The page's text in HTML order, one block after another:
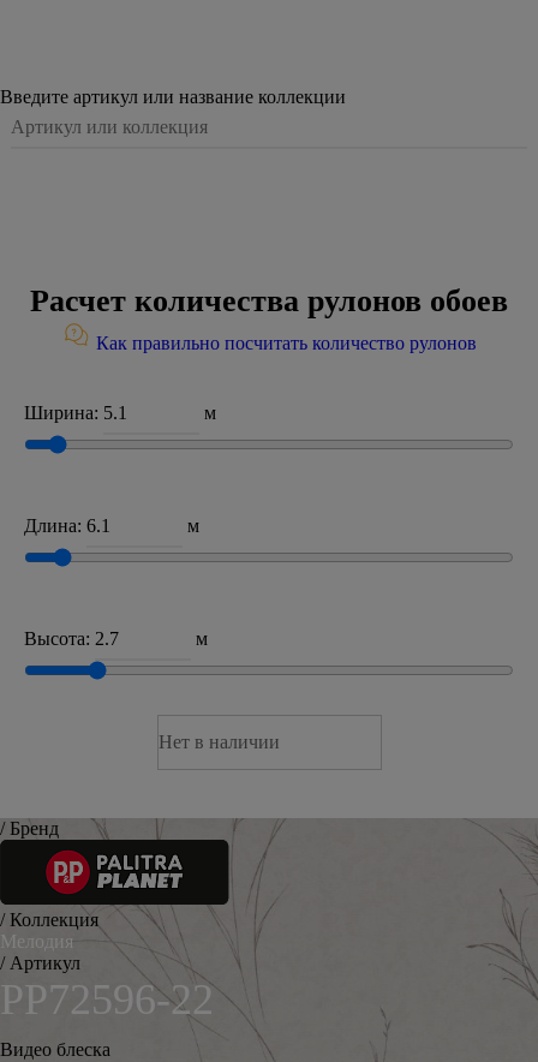
Введите артикул или название коллекции
Расчет количества рулонов обоев
Как правильно посчитать количество рулонов
Ширина: м
Длина: м
Высота: м
Нет в наличии
/ Бренд
/ Коллекция
Мелодия
/ Артикул
PP72596-22
Видео блеска